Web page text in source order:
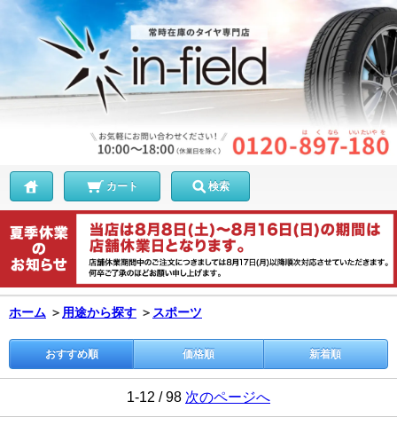
カート 検索
ホーム ＞ 用途から探す ＞ スポーツ
おすすめ順 価格順 新着順
1-12 / 98 次のページへ